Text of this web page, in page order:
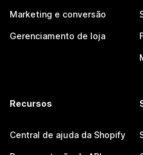
Marketing e conversão
Gerenciamento de loja
Recursos
Central de ajuda da Shopify